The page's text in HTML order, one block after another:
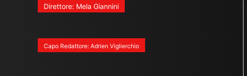
Direttore: Mela Giannini
Capo Redattore: Adrien Viglierchio